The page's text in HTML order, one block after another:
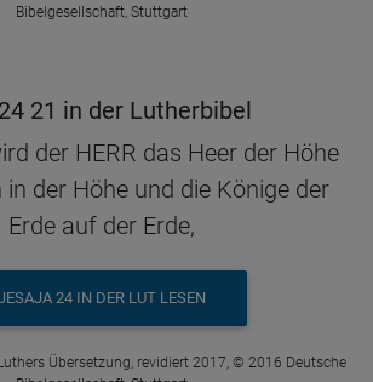
Bibelgesellschaft, Stuttgart
21 in der Lutherbibel
der HERR das Heer der Höhe
der Höhe und die Könige der
Erde auf der Erde,
24 IN DER LUT LESEN
Übersetzung, revidiert 2017, © 2016 Deutsche